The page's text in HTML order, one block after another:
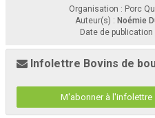
Organisation : Porc
Auteur(s) : Noémie
Date de publication
Infolettre Bovins de
M'abonner à l'infolettre